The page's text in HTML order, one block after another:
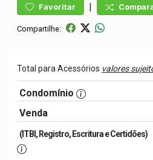
Favoritar |
Compartilhe:
Total para Acessórios valores
Condomínio
Venda
(ITBI, Registro, Escritura e Certidões)